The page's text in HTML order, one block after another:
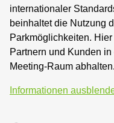
internationaler
beinhaltet die Nutzung
Parkmöglichkeiten.
Partnern und Kunden
Meeting-Raum abhalten.
Informationen